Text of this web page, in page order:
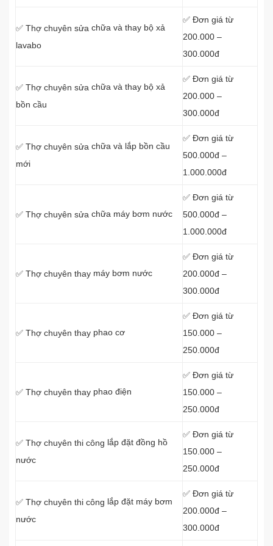
✅ Thợ chuyên sửa chữa và thay bộ xả
lavabo
✅ Đơn giá từ
200.000 –
300.000đ
✅ Thợ chuyên sửa chữa và thay bộ xả
bồn cầu
✅ Đơn giá từ
200.000 –
300.000đ
✅ Thợ chuyên sửa chữa và lắp bồn cầu
mới
✅ Đơn giá từ
500.000đ –
1.000.000đ
✅ Thợ chuyên sửa chữa máy bơm nước
✅ Đơn giá từ
500.000đ –
1.000.000đ
✅ Thợ chuyên thay máy bơm nước
✅ Đơn giá từ
200.000đ –
300.000đ
✅ Thợ chuyên thay phao cơ
✅ Đơn giá từ
150.000 –
250.000đ
✅ Thợ chuyên thay phao điện
✅ Đơn giá từ
150.000 –
250.000đ
✅ Thợ chuyên thi công lắp đặt đồng hồ
nước
✅ Đơn giá từ
150.000 –
250.000đ
✅ Thợ chuyên thi công lắp đặt máy bơm
nước
✅ Đơn giá từ
200.000đ –
300.000đ